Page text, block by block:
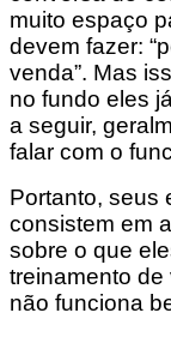
muito espaço
devem fazer:
venda”. Mas
no fundo eles
a seguir,
falar com o
Portanto, seus
consistem em
sobre o que
treinamento
não funciona